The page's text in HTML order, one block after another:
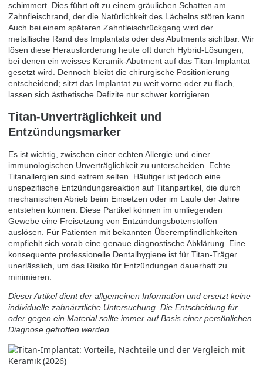
schimmert. Dies führt oft zu einem gräulichen Schatten am
Zahnfleischrand, der die Natürlichkeit des Lächelns stören kann.
Auch bei einem späteren Zahnfleischrückgang wird der
metallische Rand des Implantats oder des Abutments sichtbar. Wir
lösen diese Herausforderung heute oft durch Hybrid-Lösungen,
bei denen ein weisses Keramik-Abutment auf das Titan-Implantat
gesetzt wird. Dennoch bleibt die chirurgische Positionierung
entscheidend; sitzt das Implantat zu weit vorne oder zu flach,
lassen sich ästhetische Defizite nur schwer korrigieren.
Titan-Unverträglichkeit und
Entzündungsmarker
Es ist wichtig, zwischen einer echten Allergie und einer
immunologischen Unverträglichkeit zu unterscheiden. Echte
Titanallergien sind extrem selten. Häufiger ist jedoch eine
unspezifische Entzündungsreaktion auf Titanpartikel, die durch
mechanischen Abrieb beim Einsetzen oder im Laufe der Jahre
entstehen können. Diese Partikel können im umliegenden
Gewebe eine Freisetzung von Entzündungsbotenstoffen
auslösen. Für Patienten mit bekannten Überempfindlichkeiten
empfiehlt sich vorab eine genaue diagnostische Abklärung. Eine
konsequente professionelle Dentalhygiene ist für Titan-Träger
unerlässlich, um das Risiko für Entzündungen dauerhaft zu
minimieren.
Dieser Artikel dient der allgemeinen Information und ersetzt keine
individuelle zahnärztliche Untersuchung. Die Entscheidung für
oder gegen ein Material sollte immer auf Basis einer persönlichen
Diagnose getroffen werden.